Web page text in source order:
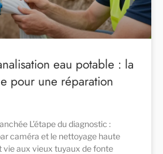
eau potable : la
pour une réparation
L’étape du diagnostic :
caméra et le nettoyage haute
vie aux vieux tuyaux de fonte